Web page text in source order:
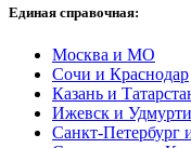
Единая справочная:
Москва и МО
Сочи и Краснодар
Казань и
Ижевск и
Санкт-Петербург